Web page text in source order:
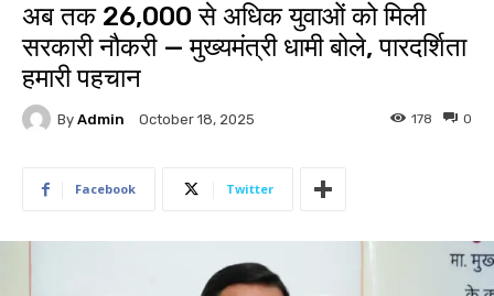
अब तक 26,000 से अधिक युवाओं को मिली
सरकारी नौकरी — मुख्यमंत्री धामी बोले, पारदर्शिता
हमारी पहचान
By Admin October 18, 2025 0
178
Facebook Twitter